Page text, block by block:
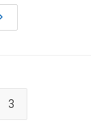
Apprentis
3